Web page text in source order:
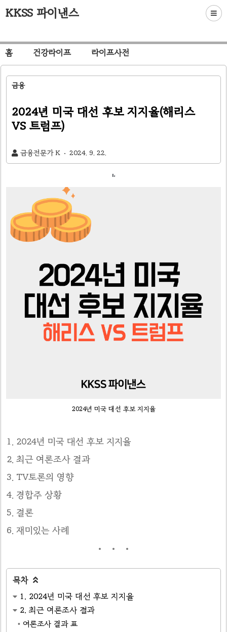
KKSS 파이낸스
홈 건강라이프 라이프사전
금융
2024년 미국 대선 후보 지지율(해리스
VS 트럼프)
금융전문가 K 2024. 9. 22.
2024년 미국 대선 후보 지지율
2024년 미국 대선 후보 지지율
최근 여론조사 결과
TV토론의 영향
경합주 상황
결론
재미있는 사례
목차 
1. 2024년 미국 대선 후보 지지율
2. 최근 여론조사 결과
여론조사 결과 표